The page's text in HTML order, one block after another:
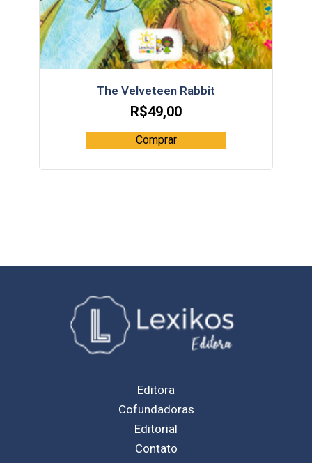
The Velveteen Rabbit
R$49,00
Comprar
Editora
Cofundadoras
Editorial
Contato